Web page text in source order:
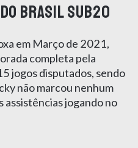
BRASIL SUB20
em Março de 2021,
completa pela
jogos disputados, sendo
não marcou nenhum
assistências jogando no